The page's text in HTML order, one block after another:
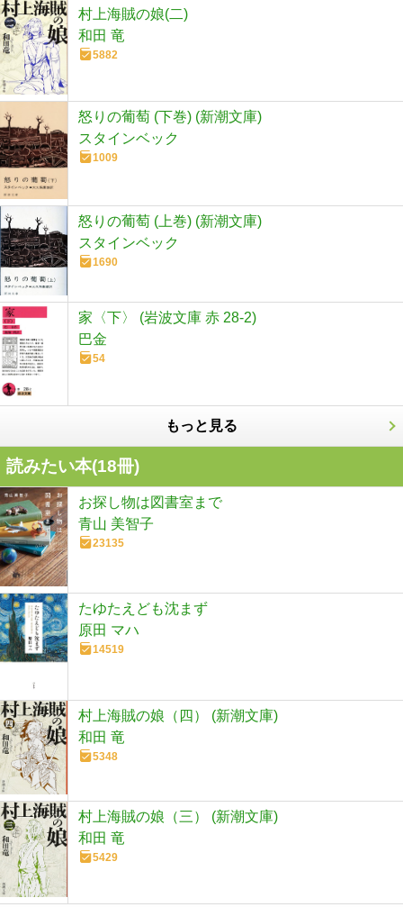
村上海賊の娘(二)
和田 竜
5882
怒りの葡萄 (下巻) (新潮文庫)
スタインベック
1009
怒りの葡萄 (上巻) (新潮文庫)
スタインベック
1690
家〈下〉 (岩波文庫 赤 28-2)
巴金
54
もっと見る
読みたい本(18冊)
お探し物は図書室まで
青山 美智子
23135
たゆたえども沈まず
原田 マハ
14519
村上海賊の娘（四） (新潮文庫)
和田 竜
5348
村上海賊の娘（三） (新潮文庫)
和田 竜
5429